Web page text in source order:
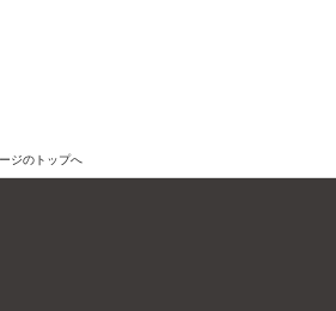
ジのトップへ